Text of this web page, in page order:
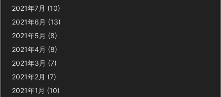
2021年7月 (10)
2021年6月 (13)
2021年5月 (8)
2021年4月 (8)
2021年3月 (7)
2021年2月 (7)
2021年1月 (10)